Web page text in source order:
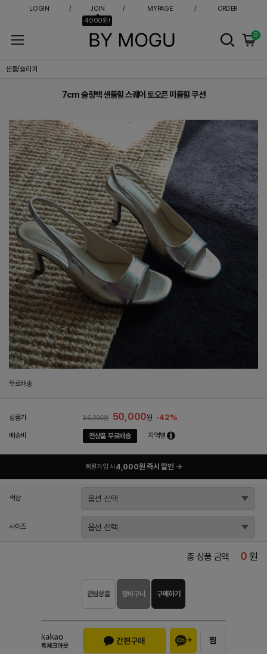
LOGIN
JOIN
4000원!
MYPAGE ORDER
0
7cm 슬링백 샌들힐 스퀘어 토오픈 미들힐 쿠션
샌들/슬리퍼
7cm 슬링백 샌들힐 스퀘어 토오픈 미들힐 쿠션
무료배송
상품가 86,000원 50,000원 -42%
배송비 전상품 무료배송 지역별
회원가입 시 4,000원 즉시 할인 →
색상
사이즈
총 상품 금액 0 원
관심상품 장바구니 구매하기